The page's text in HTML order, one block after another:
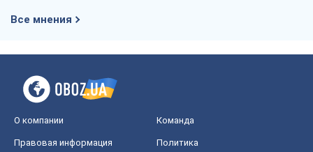
Все мнения
О компании Команда
Правовая информация
Политика